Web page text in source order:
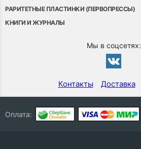
РАРИТЕТНЫЕ ПЛАСТИНКИ (ПЕРВОПРЕССЫ)
КНИГИ И ЖУРНАЛЫ
Мы в соцсетях:
Контакты Доставка
Оплата: